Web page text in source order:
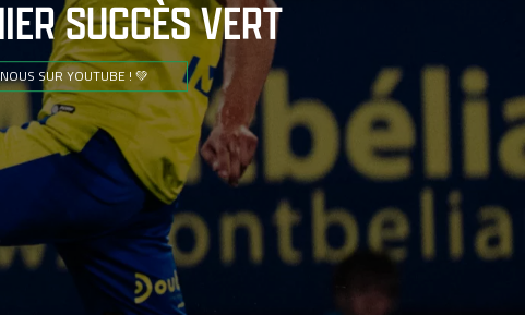
SUCCÈS VERT
SUR YOUTUBE ! 💚